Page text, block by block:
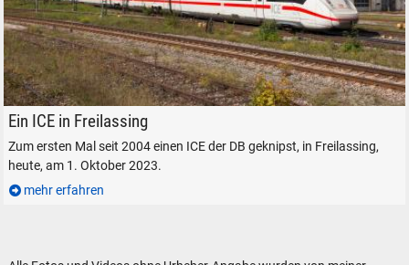
Ein ICE der DB in Freilassing, am 1. Oktober 2023.
Ein ICE in Freilassing
Zum ersten Mal seit 2004 einen ICE der DB geknipst, in Freilassing,
heute, am 1. Oktober 2023.
mehr erfahren